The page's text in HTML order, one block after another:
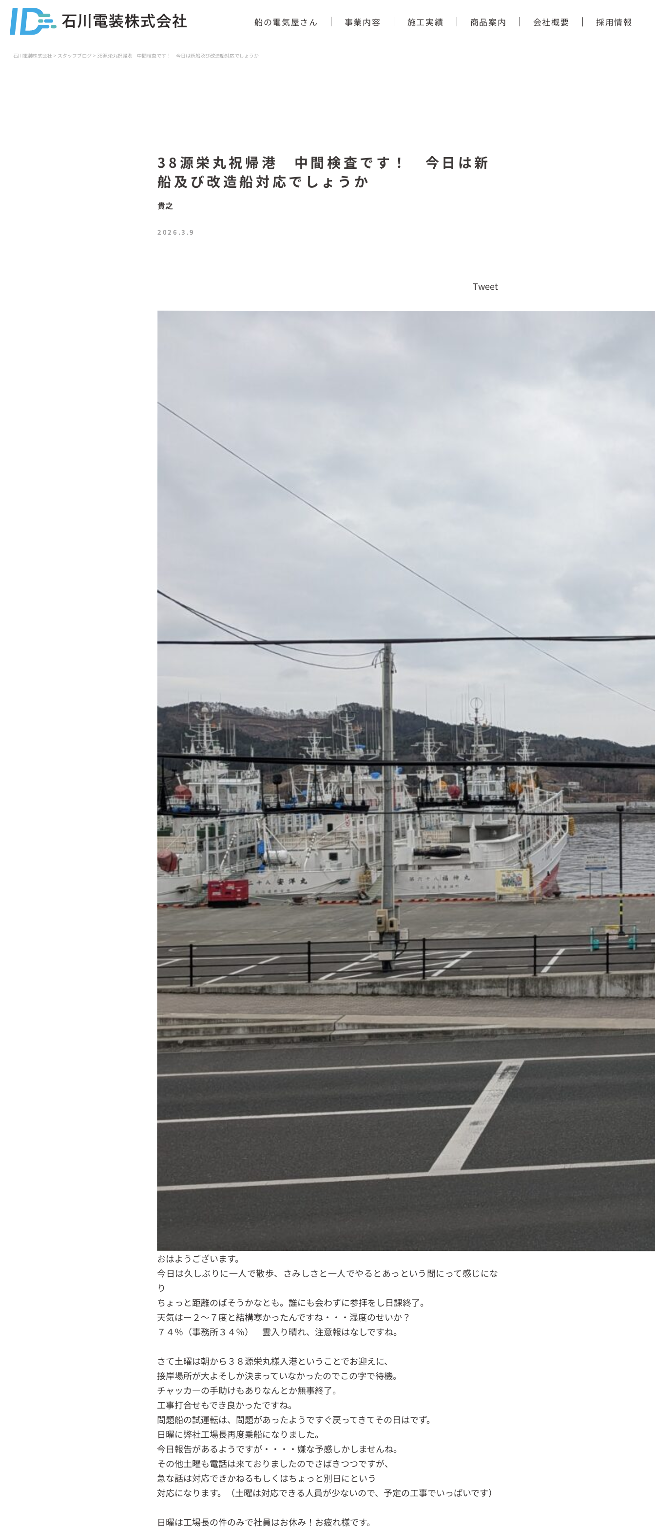
船の電気屋さん 事業内容 施工実績 商品案内 会社概要 採用情報
石川電装株式会社 > スタッフブログ > 38源栄丸祝帰港 中間検査です！ 今日は新船及び改造船対応でしょうか
38源栄丸祝帰港 中間検査です！ 今日は新
船及び改造船対応でしょうか
貴之
2026.3.9
Tweet
おはようございます。
今日は久しぶりに一人で散歩、さみしさと一人でやるとあっという間にって感じにな
り
ちょっと距離のばそうかなとも。誰にも会わずに参拝をし日課終了。
天気はー２～７度と結構寒かったんですね・・・湿度のせいか？
７４％（事務所３４％） 雲入り晴れ、注意報はなしですね。
さて土曜は朝から３８源栄丸様入港ということでお迎えに、
接岸場所が大よそしか決まっていなかったのでこの字で待機。
チャッカ―の手助けもありなんとか無事終了。
工事打合せもでき良かったですね。
問題船の試運転は、問題があったようですぐ戻ってきてその日はでず。
日曜に弊社工場長再度乗船になりました。
今日報告があるようですが・・・・嫌な予感しかしませんね。
その他土曜も電話は来ておりましたのでさばきつつですが、
急な話は対応できかねるもしくはちょっと別日にという
対応になります。（土曜は対応できる人員が少ないので、予定の工事でいっぱいです）
日曜は工場長の件のみで社員はお休み！お疲れ様です。